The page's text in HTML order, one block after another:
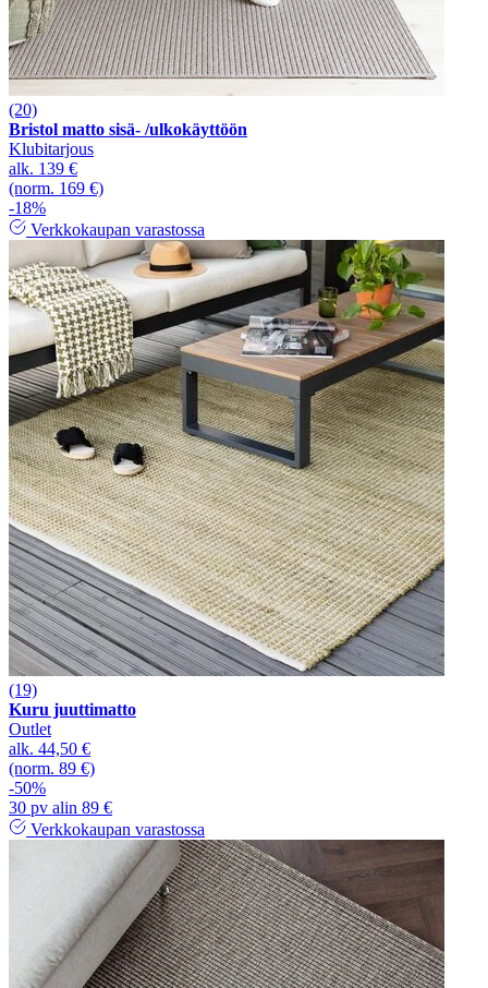
(20)
Bristol matto sisä- /ulkokäyttöön
Klubitarjous
alk. 139 €
(norm. 169 €)
-18%
Verkkokaupan varastossa
(19)
Kuru juuttimatto
Outlet
alk. 44,50 €
(norm. 89 €)
-50%
30 pv alin 89 €
Verkkokaupan varastossa